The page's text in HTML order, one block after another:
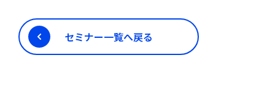
セミナー一覧へ戻る